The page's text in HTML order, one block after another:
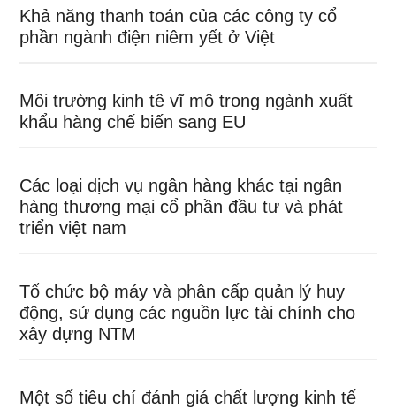
Khả năng thanh toán của các công ty cổ
phần ngành điện niêm yết ở Việt
Môi trường kinh tê vĩ mô trong ngành xuất
khẩu hàng chế biến sang EU
Các loại dịch vụ ngân hàng khác tại ngân
hàng thương mại cổ phần đầu tư và phát
triển việt nam
Tổ chức bộ máy và phân cấp quản lý huy
động, sử dụng các nguồn lực tài chính cho
xây dựng NTM
Một số tiêu chí đánh giá chất lượng kinh tế